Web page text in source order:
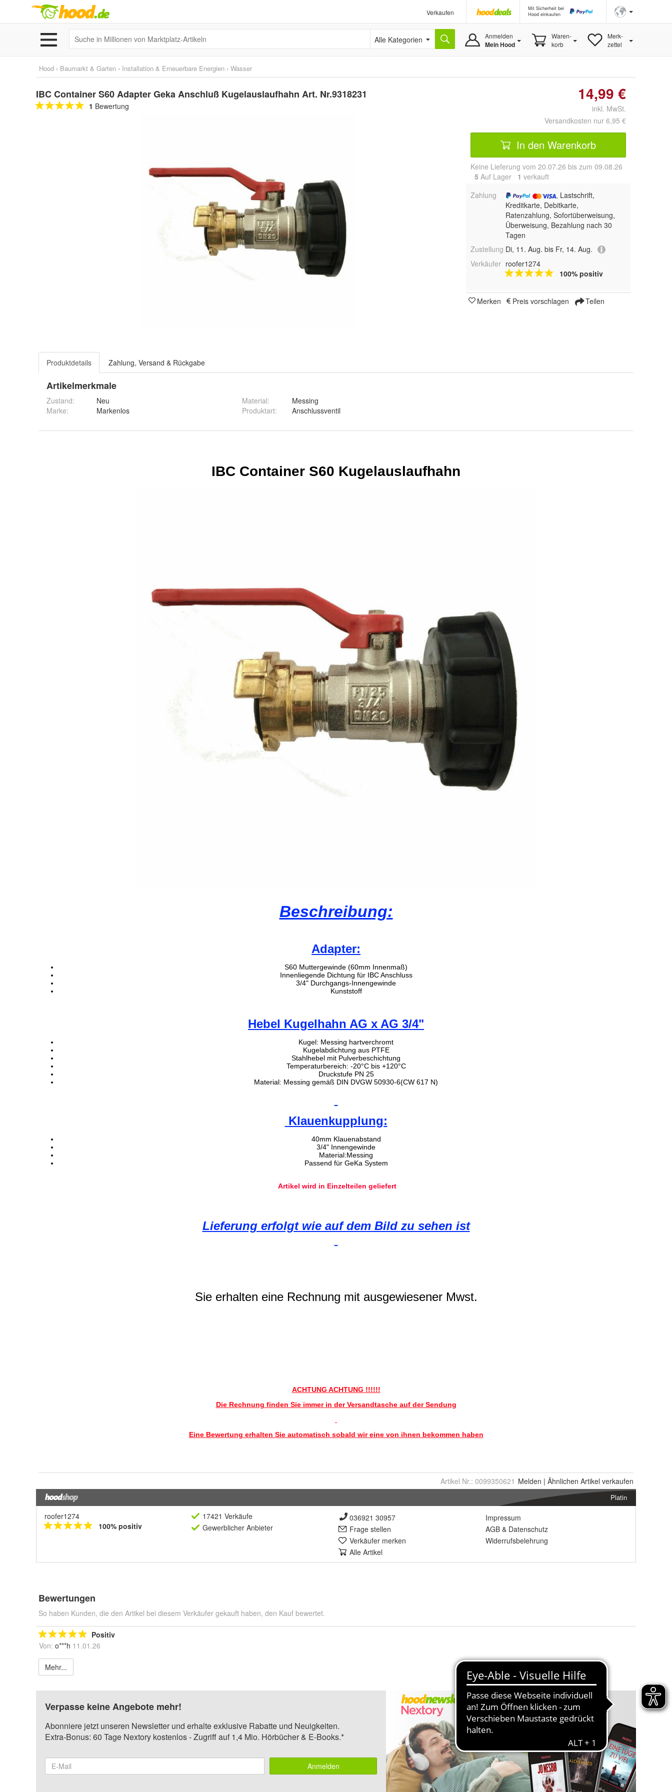
Verkaufen
Mit Sicherheit bei
Hood einkaufen
Alle Kategorien Anmelden
Mein Hood
Waren-
korb
Merk-
zettel
Hood › Baumarkt & Garten › Installation & Erneuerbare Energien › Wasser
IBC Container S60 Adapter Geka Anschluß Kugelauslaufhahn Art. Nr.9318231
1 Bewertung
14,99 €
inkl. MwSt.
Versandkosten nur 6,95 €
In den Warenkorb
Keine Lieferung vom 20.07.26 bis zum 09.08.26
5 Auf Lager 1 verkauft
Zahlung
, Lastschrift,
Kreditkarte, Debitkarte,
Ratenzahlung, Sofortüberweisung,
Überweisung, Bezahlung nach 30
Tagen
Zustellung Di, 11. Aug. bis Fr, 14. Aug.
Verkäufer roofer1274
100% positiv
Merken Preis vorschlagen Teilen
Produktdetails Zahlung, Versand & Rückgabe
Artikelmerkmale
Zustand:
Neu
Marke:
Markenlos
Material:
Messing
Produktart: Anschlussventil
Artikel Nr.: 0099350621 Melden | Ähnlichen Artikel verkaufen
Platin
roofer1274
100% positiv
17421 Verkäufe
Gewerblicher Anbieter
036921 30957
Frage stellen
Verkäufer merken
Alle Artikel
Impressum
AGB & Datenschutz
Widerrufsbelehrung
Bewertungen
So haben Kunden, die den Artikel bei diesem Verkäufer gekauft haben, den Kauf bewertet.
Positiv
Von: o***h 11.01.26
Mehr...
Verpasse keine Angebote mehr!
Abonniere jetzt unseren Newsletter und erhalte exklusive Rabatte und Neuigkeiten.
Extra-Bonus: 60 Tage Nextory kostenlos - Zugriff auf 1,4 Mio. Hörbücher & E-Books.*
Anmelden